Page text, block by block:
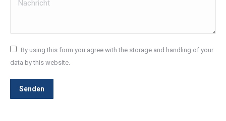
By using this form you agree with the storage and handling of your
data by this website.
Senden